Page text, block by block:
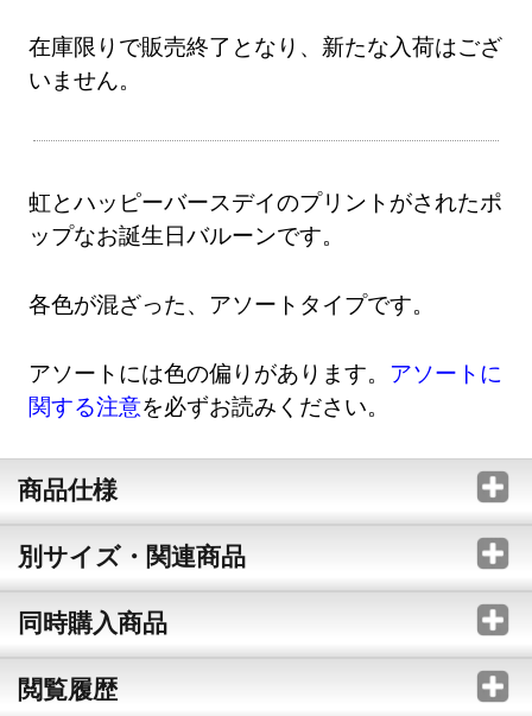
在庫限りで販売終了となり、新たな入荷はござ
いません。
虹とハッピーバースデイのプリントがされたポ
ップなお誕生日バルーンです。
各色が混ざった、アソートタイプです。
アソートには色の偏りがあります。 アソートに
関する注意を必ずお読みください。
商品仕様
別サイズ・関連商品
同時購入商品
閲覧履歴